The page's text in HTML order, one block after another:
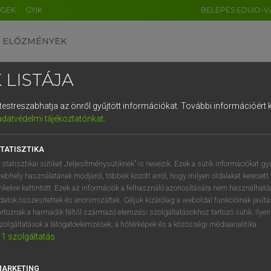
GYIK BELÉPÉS EDUID-
ELŐZMÉNYEK
műszaki szótár
VAN ELŐFIZETÉSED?
megtekintéséhez.
LISTÁJA
az önről gyűjtött információkat. További információért
tájékoztatónkat.
statisztikai sütiket „teljesítménysütiknek” is nevezik. Ezek a sütik információkat
használatának módjáról, többek között arról, hogy milyen oldalakat keresett
kattintott. Ezek az információk a felhasználó azonosítására nem
összesítettek és anonimizáltak. Céljuk kizárólag a weboldal funkcióinak
a harmadik féltől származó elemzési szolgáltatásokhoz tartozó sütik;
a látogatóelemzések, a hőtérképek és a közösségi médiaanalitika.
1 szolgáltatás
DE CN FR ES IT NL
1 2 3 4 5 6 7 8 9
q w e r t z u i
a s d f g h j k l é
í y x c v b n m , .